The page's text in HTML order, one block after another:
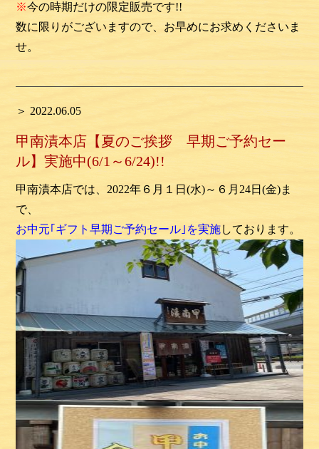
※今の時期だけの限定販売です!!
数に限りがございますので、お早めにお求めくださいま
せ。
＞ 2022.06.05
甲南漬本店【夏のご挨拶 早期ご予約セー
ル】実施中(6/1～6/24)!!
甲南漬本店では、2022年６月１日(水)～６月24日(金)ま
で、
お中元｢ギフト早期ご予約セール｣を実施しております。